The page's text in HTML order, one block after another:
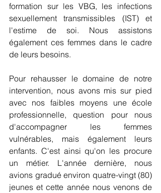
formation sur les VBG, les infections
sexuellement transmissibles (IST) et
l'estime de soi. Nous assistons
également ces femmes dans le cadre
de leurs besoins.
Pour rehausser le domaine de notre
intervention, nous avons mis sur pied
avec nos faibles moyens une école
professionnelle, question pour nous
d'accompagner les femmes
vulnérables, mais également leurs
enfants. C'est ainsi qu'on les procure
un métier. L'année dernière, nous
avions gradué environ quatre-vingt (80)
jeunes et cette année nous venons de